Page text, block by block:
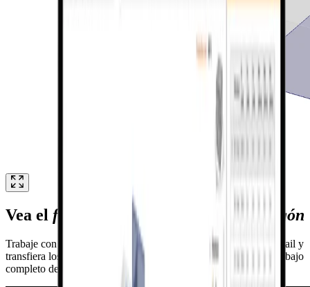
Vea el flujo de trabajo de acero a hormigón
Trabaje con placas embebidas tanto en Connection como en Detail y
transfiera los datos de una aplicación a la otra. Vea el flujo de trabajo
completo de Connection a Detail en este breve vídeo.